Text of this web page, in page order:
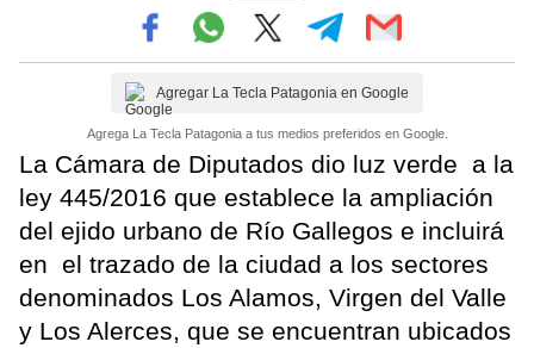
Agregar La Tecla Patagonia en Google
Agrega La Tecla Patagonia a tus medios preferidos en Google.
La Cámara de Diputados dio luz verde a la
ley 445/2016 que establece la ampliación
del ejido urbano de Río Gallegos e incluirá
en el trazado de la ciudad a los sectores
denominados Los Alamos, Virgen del Valle
y Los Alerces, que se encuentran ubicados